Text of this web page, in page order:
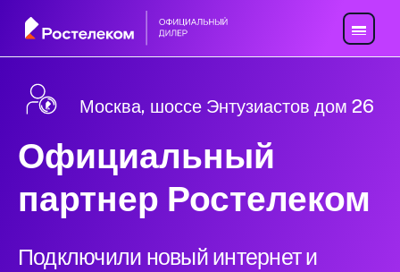
Москва, шоссе Энтузиастов дом 26
Официальный
партнер Ростелеком
Подключили новый интернет и